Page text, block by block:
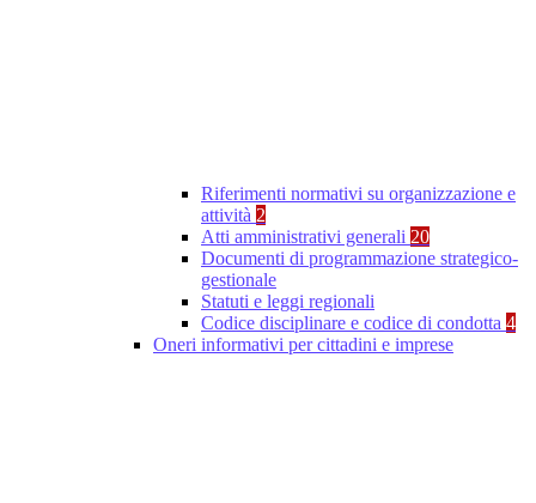
Riferimenti normativi su organizzazione e
attività 2
Atti amministrativi generali 20
Documenti di programmazione strategico-
gestionale
Statuti e leggi regionali
Codice disciplinare e codice di condotta 4
Oneri informativi per cittadini e imprese